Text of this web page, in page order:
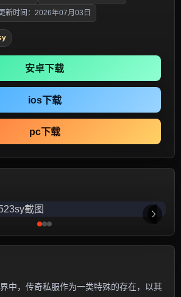
更新时间：2026年07月03日
安卓下载
ios下载
pc下载
中，传奇私服作为一类特殊的存在，以其